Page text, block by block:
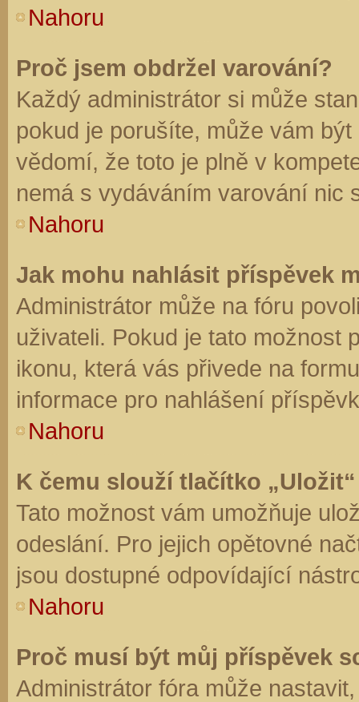
Nahoru
Proč jsem obdržel varování?
Každý administrátor si může
pokud je porušíte, může vám
vědomí, že toto je plně v
nemá s vydáváním varování nic
Nahoru
Jak mohu nahlásit příspěvek
Administrátor může na fóru
uživateli. Pokud je tato možnost
ikonu, která vás přivede na
informace pro nahlášení
Nahoru
K čemu slouží tlačítko
Tato možnost vám umožňuje
odeslání. Pro jejich opětovné
jsou dostupné odpovídající
Nahoru
Proč musí být můj příspěvek
Administrátor fóra může